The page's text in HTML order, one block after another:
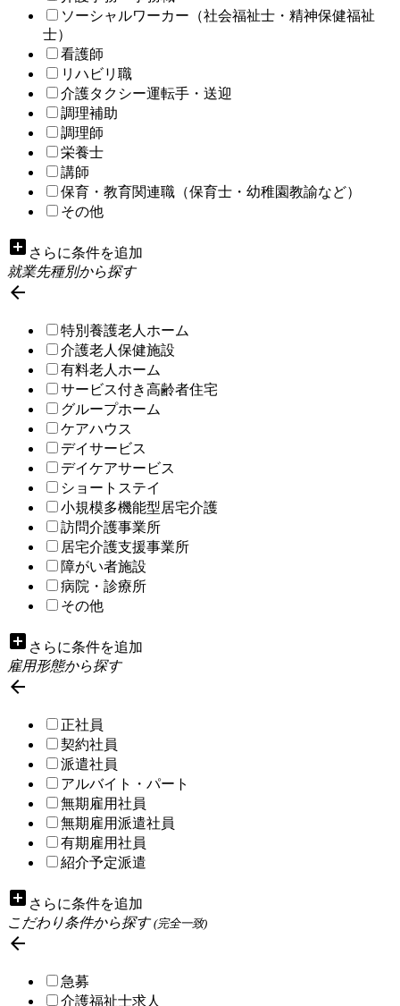
ソーシャルワーカー（社会福祉士・精神保健福祉
士）
看護師
リハビリ職
介護タクシー運転手・送迎
調理補助
調理師
栄養士
講師
保育・教育関連職（保育士・幼稚園教諭など）
その他
add_box さらに条件を追加
就業先種別から探す

特別養護老人ホーム
介護老人保健施設
有料老人ホーム
サービス付き高齢者住宅
グループホーム
ケアハウス
デイサービス
デイケアサービス
ショートステイ
小規模多機能型居宅介護
訪問介護事業所
居宅介護支援事業所
障がい者施設
病院・診療所
その他
add_box さらに条件を追加
雇用形態から探す

正社員
契約社員
派遣社員
アルバイト・パート
無期雇用社員
無期雇用派遣社員
有期雇用社員
紹介予定派遣
add_box さらに条件を追加
こだわり条件から探す(完全一致)

急募
介護福祉士求人